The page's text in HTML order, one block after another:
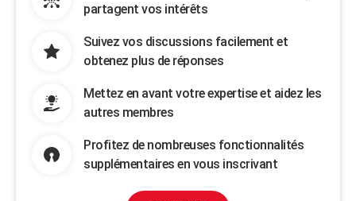
partagent vos intérêts
Suivez vos discussions facilement et
obtenez plus de réponses
Mettez en avant votre expertise et aidez les
autres membres
Profitez de nombreuses fonctionnalités
supplémentaires en vous inscrivant